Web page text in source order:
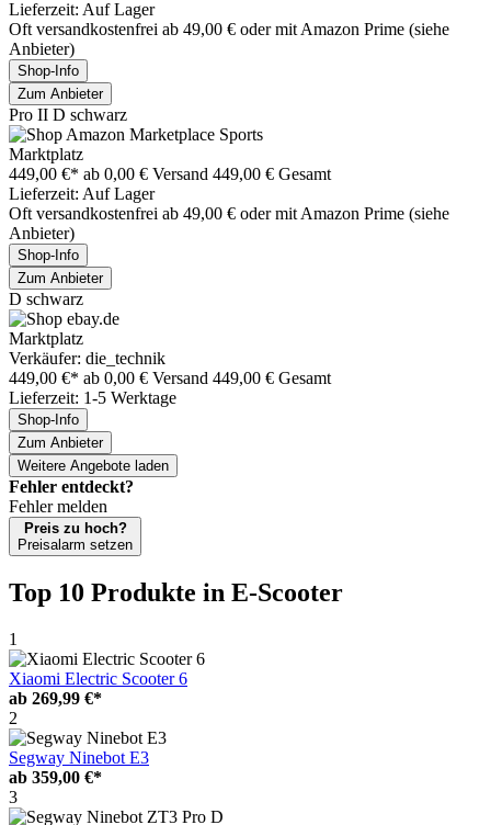
Lieferzeit: Auf Lager
Oft versandkostenfrei ab 49,00 € oder mit Amazon Prime (siehe
Anbieter)
Shop-Info
Zum Anbieter
Pro II D schwarz
Marktplatz
449,00 €* ab 0,00 € Versand 449,00 € Gesamt
Lieferzeit: Auf Lager
Oft versandkostenfrei ab 49,00 € oder mit Amazon Prime (siehe
Anbieter)
Shop-Info
Zum Anbieter
D schwarz
Marktplatz
Verkäufer: die_technik
449,00 €* ab 0,00 € Versand 449,00 € Gesamt
Lieferzeit: 1-5 Werktage
Shop-Info
Zum Anbieter
Weitere Angebote laden
Fehler entdeckt?
Fehler melden
Preis zu hoch?
Preisalarm setzen
Top 10 Produkte in E-Scooter
1
Xiaomi Electric Scooter 6
ab 269,99 €*
2
Segway Ninebot E3
ab 359,00 €*
3